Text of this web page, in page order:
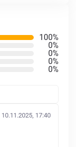
100%
0%
0%
0%
0%
10.11.2025, 17:40